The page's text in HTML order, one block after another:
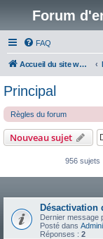
Forum
FAQ
Accueil du site www.automutilations.info
Principal
Règles du forum
Nouveau sujet
956 sujets
Dernier message
Posté dans
Réponses : 2